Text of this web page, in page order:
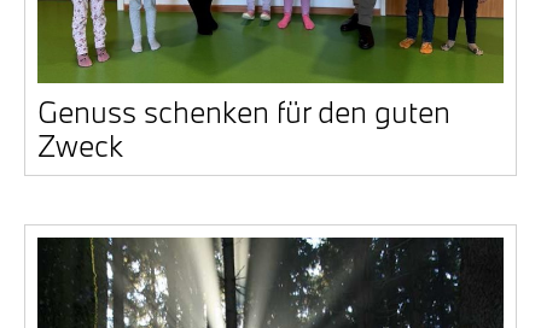
Genuss schen­ken für den guten
Zweck